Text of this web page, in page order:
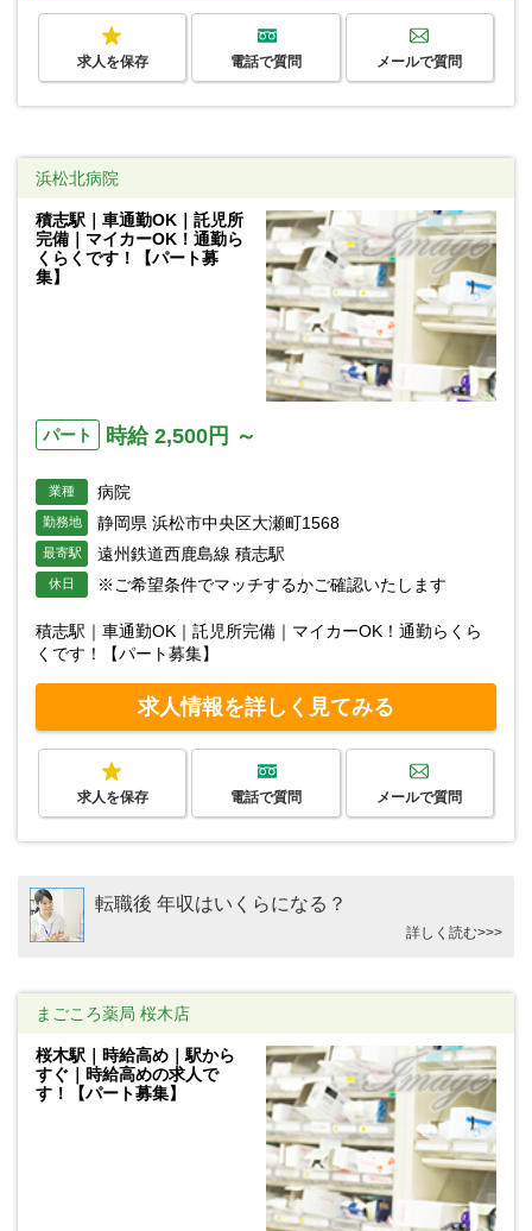
求人を保存 電話で質問 メールで質問
浜松北病院
積志駅｜車通勤OK｜託児所
完備｜マイカーOK！通勤ら
くらくです！【パート募
集】
パート 時給 2,500円 ～
業種 病院
勤務地 静岡県 浜松市中央区大瀬町1568
最寄駅 遠州鉄道西鹿島線 積志駅
休日 ※ご希望条件でマッチするかご確認いたします
積志駅｜車通勤OK｜託児所完備｜マイカーOK！通勤らくら
くです！【パート募集】
求人情報を詳しく見てみる
求人を保存 電話で質問 メールで質問
転職後 年収はいくらになる？
詳しく読む>>>
まごころ薬局 桜木店
桜木駅｜時給高め｜駅から
すぐ｜時給高めの求人で
す！【パート募集】